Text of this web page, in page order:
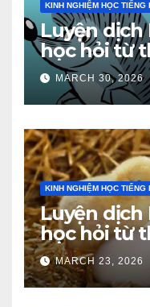
KINH NGHIỆM HỌC TIẾNG
Luyện dịch
học hỏi từ
(Phần 2)
MARCH 30, 2026
KINH NGHIỆM HỌC TIẾNG
Luyện dịch
học hỏi từ
(Phần 1)
MARCH 23, 2026